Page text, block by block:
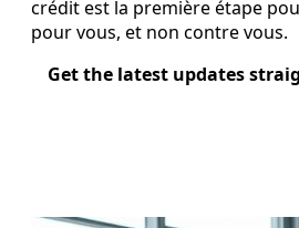
crédit est la première étape
pour vous, et non contre vous.
Get the latest updates